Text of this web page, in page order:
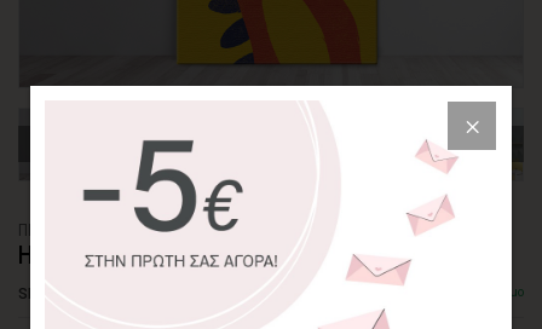
ΠΙΝΑΚΑΣ ΚΑΜΒΑΣ
HELLO DINO
SKU: CVPS-133-P Διαθέσιμο